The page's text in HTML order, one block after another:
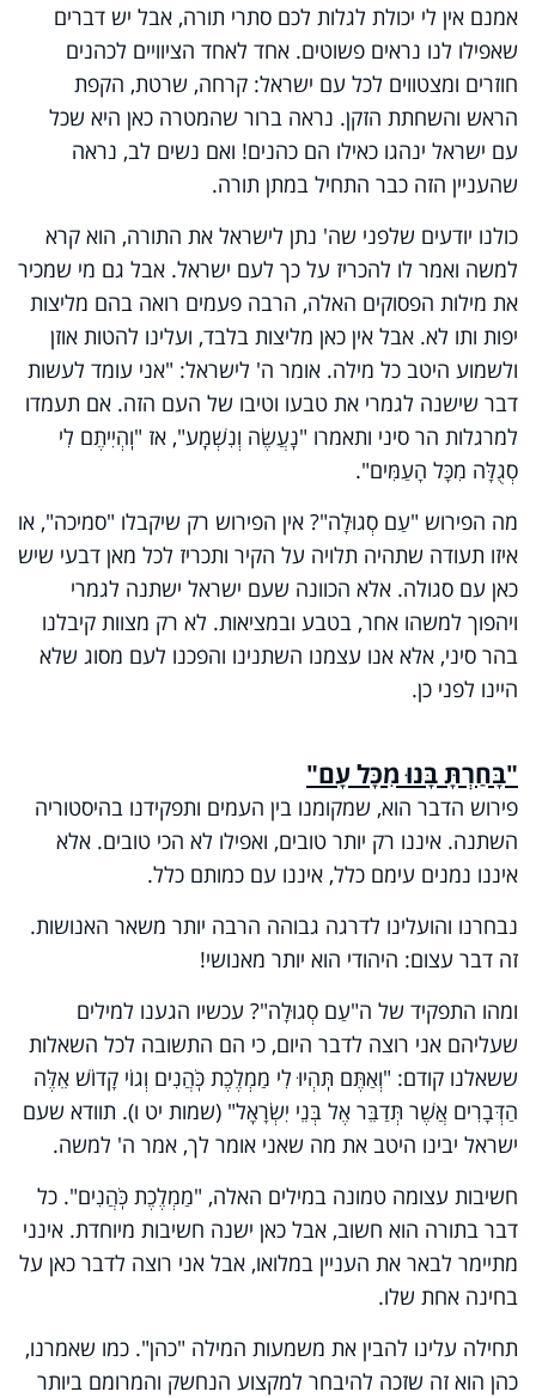
אמנם אין לי יכולת לגלות לכם סתרי תורה, אבל יש דברים
שאפילו לנו נראים פשוטים. אחד לאחד הציוויים לכהנים
חוזרים ומצטווים לכל עם ישראל: קרחה, שרטת, הקפת
הראש והשחתת הזקן. נראה ברור שהמטרה כאן היא שכל
עם ישראל ינהגו כאילו הם כהנים! ואם נשים לב, נראה
שהעניין הזה כבר התחיל במתן תורה.
כולנו יודעים שלפני שה' נתן לישראל את התורה, הוא קרא
למשה ואמר לו להכריז על כך לעם ישראל. אבל גם מי שמכיר
את מילות הפסוקים האלה, הרבה פעמים רואה בהם מליצות
יפות ותו לא. אבל אין כאן מליצות בלבד, ועלינו להטות אוזן
ולשמוע היטב כל מילה. אומר ה' לישראל: "אני עומד לעשות
דבר שישנה לגמרי את טבעו וטיבו של העם הזה. אם תעמדו
למרגלות הר סיני ותאמרו "נַֽעֲשֶׂה וְנִשְׁמָֽע", אז "וִֽהְיִיתֶם לִי
סְגֻלָּה מִכָּל הָעַמִּים".
מה הפירוש "עַם סְגוּלָה"? אין הפירוש רק שיקבלו "סמיכה", או
איזו תעודה שתהיה תלויה על הקיר ותכריז לכל מאן דבעי שיש
כאן עם סגולה. אלא הכוונה שעם ישראל ישתנה לגמרי
ויהפוך למשהו אחר, בטבע ובמציאות. לא רק מצוות קיבלנו
בהר סיני, אלא אנו עצמנו השתנינו והפכנו לעם מסוג שלא
היינו לפני כן.
"בָּחַרְתָּ בָּנוּ מִכָּל עָם"
פירוש הדבר הוא, שמקומנו בין העמים ותפקידנו בהיסטוריה
השתנה. איננו רק יותר טובים, ואפילו לא הכי טובים. אלא
איננו נמנים עימם כלל, איננו עם כמותם כלל.
נבחרנו והועלינו לדרגה גבוהה הרבה יותר משאר האנושות.
זה דבר עצום: היהודי הוא יותר מאנושי!
ומהו התפקיד של ה"עַם סְגוּלָה"? עכשיו הגענו למילים
שעליהם אני רוצה לדבר היום, כי הם התשובה לכל השאלות
ששאלנו קודם: "וְאַתֶּם תִּֽהְיוּ לִי מַמְלֶכֶת כֹּֽהֲנִים וְגוֹי קָדוֹשׁ אֵלֶּה
הַדְּבָרִים אֲשֶׁר תְּדַבֵּר אֶל בְּנֵי יִשְׂרָאֵֽל" (שמות יט ו). תוודא שעם
ישראל יבינו היטב את מה שאני אומר לך, אמר ה' למשה.
חשיבות עצומה טמונה במילים האלה, "מַמְלֶכֶת כֹּֽהֲנִים". כל
דבר בתורה הוא חשוב, אבל כאן ישנה חשיבות מיוחדת. אינני
מתיימר לבאר את העניין במלואו, אבל אני רוצה לדבר כאן על
בחינה אחת שלו.
תחילה עלינו להבין את משמעות המילה "כהן". כמו שאמרנו,
כהן הוא זה שזכה להיבחר למקצוע הנחשק והמרומם ביותר